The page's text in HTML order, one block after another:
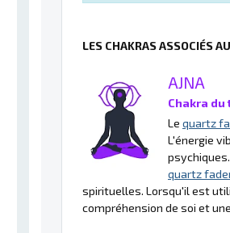
LES CHAKRAS ASSOCIÉS
AJNA
Chakra
Le quartz
L'énergie
quartz
spirituelles. Lorsqu'il est
compréhension de soi et